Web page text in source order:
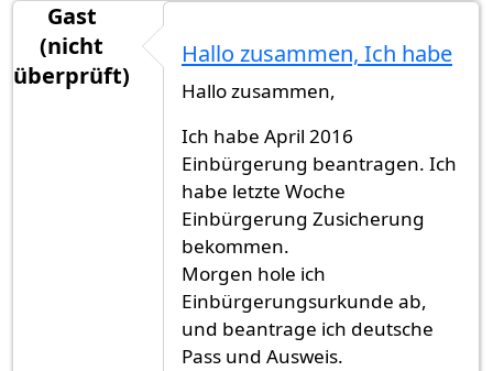
Gast
(nicht
überprüft)
Hallo zusammen, Ich habe
Hallo zusammen,
Ich habe April 2016
Einbürgerung beantragen. Ich
habe letzte Woche
Einbürgerung Zusicherung
bekommen.
Morgen hole ich
Einbürgerungsurkunde ab,
und beantrage ich deutsche
Pass und Ausweis.